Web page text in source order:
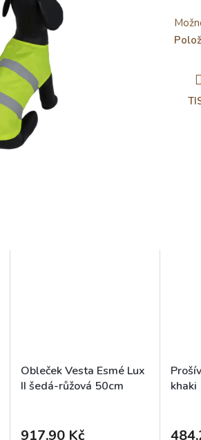
cena:
Obleček Vesta Esmé Lux
II šedá-růžová 50cm
917,90 Kč
khaki